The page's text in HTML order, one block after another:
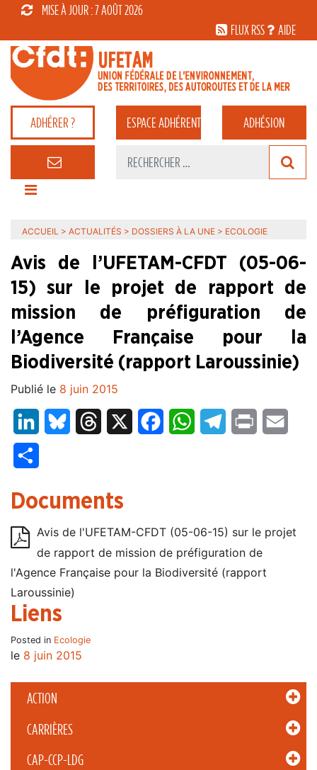
MISE À JOUR : 7 AOÛT 2026
FLUX RSS
AIDE
ADHÉRER ? ESPACEADHÉRENT ADHÉSION
ACTION
CARRIÈRES
CAP-CCP-LDG
ACCUEIL > ACTUALITÉS > DOSSIERS À LA UNE > ECOLOGIE
Avis de l’UFETAM-CFDT (05-06-
15) sur le projet de rapport de
mission de préfiguration de
l’Agence Française pour la
Biodiversité (rapport Laroussinie)
Publié le 8 juin 2015
LinkedInBluesky Threads FacebookWhatsAppTelegram
Print
Documents
Avis de l'UFETAM-CFDT (05-06-15) sur le projet
de rapport de mission de préfiguration de
l'Agence Française pour la Biodiversité (rapport
Laroussinie)
Liens
Posted in Ecologie
le 8 juin 2015